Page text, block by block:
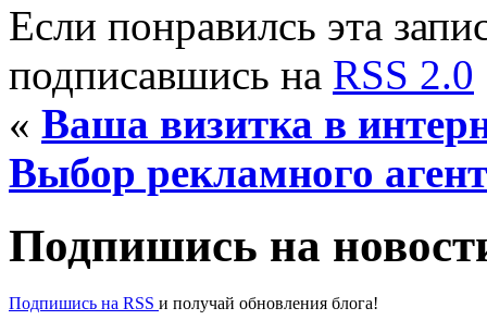
Если понравилсь эта
подписавшись на RSS 2.0
« Ваша визитка в
Выбор рекламного
Подпишись на
Подпишись на RSS и получай обновления блога!